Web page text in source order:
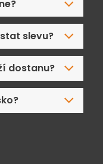
slevu?
dostanu?